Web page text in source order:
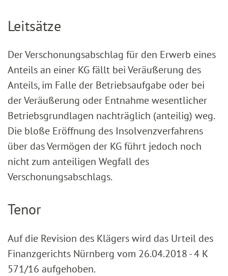
Leitsätze
Der Verschonungsabschlag für den Erwerb eines
Anteils an einer KG fällt bei Veräußerung des
Anteils, im Falle der Betriebsaufgabe oder bei
der Veräußerung oder Entnahme wesentlicher
Betriebsgrundlagen nachträglich (anteilig) weg.
Die bloße Eröffnung des Insolvenzverfahrens
über das Vermögen der KG führt jedoch noch
nicht zum anteiligen Wegfall des
Verschonungsabschlags.
Tenor
Auf die Revision des Klägers wird das Urteil des
Finanzgerichts Nürnberg vom 26.04.2018 - 4 K
571/16 aufgehoben.